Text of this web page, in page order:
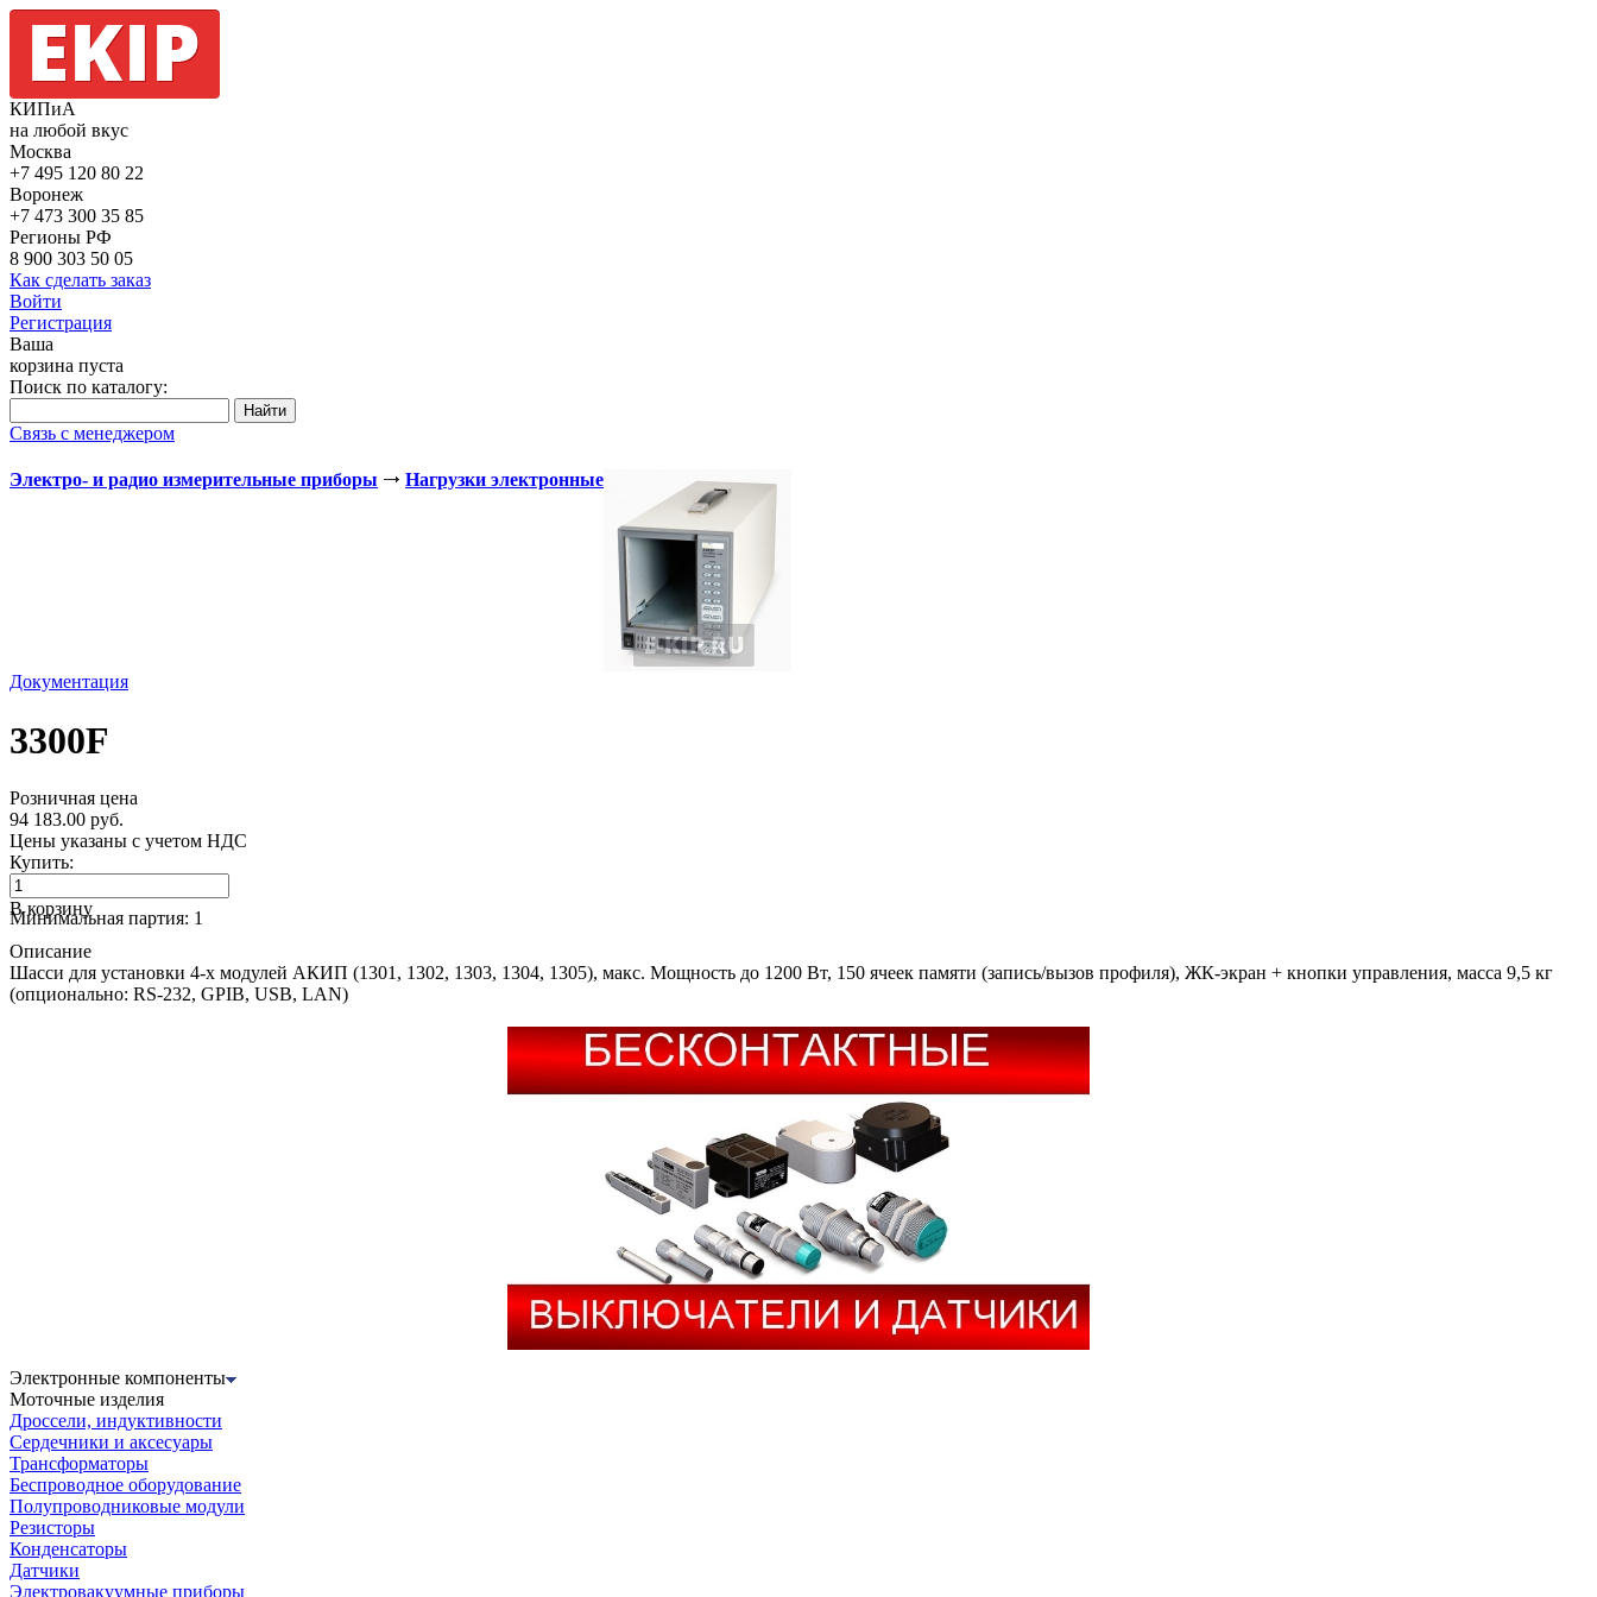
КИПиА
на любой вкус
Москва
+7 495 120 80 22
Воронеж
+7 473 300 35 85
Регионы РФ
8 900 303 50 05
Как сделать заказ
Войти
Регистрация
Ваша
корзина пуста
Поиск по каталогу:
Связь с менеджером
Электро- и радио измерительные приборы Нагрузки электронные
Документация
3300F
Розничная цена
94 183.00 руб.
Цены указаны с учетом НДС
Купить:
В корзину
Минимальная партия: 1
Описание
Шасси для установки 4-х модулей АКИП (1301, 1302, 1303, 1304, 1305), макс. Мощность до 1200 Вт, 150 ячеек памяти (запись/вызов профиля), ЖК-экран + кнопки управления, масса 9,5 кг
(опционально: RS-232, GPIB, USB, LAN)
Электронные компоненты
Моточные изделия
Дроссели, индуктивности
Сердечники и аксесуары
Трансформаторы
Беспроводное оборудование
Полупроводниковые модули
Резисторы
Конденсаторы
Датчики
Электровакуумные приборы